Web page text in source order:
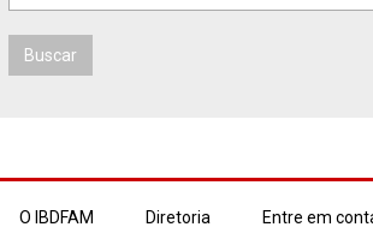
Buscar
O IBDFAM Diretoria Entre em